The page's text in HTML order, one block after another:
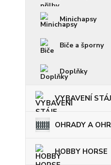
Minichapsy
Biče a šporny
Doplňky
VYBAVENÍ
OHRADY A
HOBBY HORSE